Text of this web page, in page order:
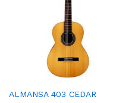
ALMANSA 403 CEDAR